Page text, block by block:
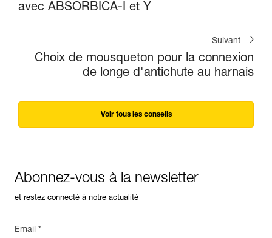
avec ABSORBICA-I et Y
Suivant
Choix de mousqueton pour la connexion
de longe d'antichute au harnais
Voir tous les conseils
Abonnez-vous à la newsletter
et restez connecté à notre actualité
Email *